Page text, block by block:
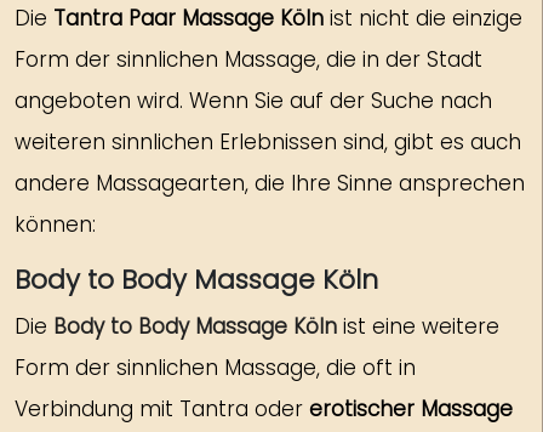
Die Tantra Paar Massage Köln ist nicht die einzige
Form der sinnlichen Massage, die in der Stadt
angeboten wird. Wenn Sie auf der Suche nach
weiteren sinnlichen Erlebnissen sind, gibt es auch
andere Massagearten, die Ihre Sinne ansprechen
können:
Body to Body Massage Köln
Die Body to Body Massage Köln ist eine weitere
Form der sinnlichen Massage, die oft in
Verbindung mit Tantra oder erotischer Massage